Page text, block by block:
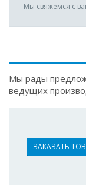
Мы свяжемся с
Мы рады
ведущих
ЗАКАЗАТЬ